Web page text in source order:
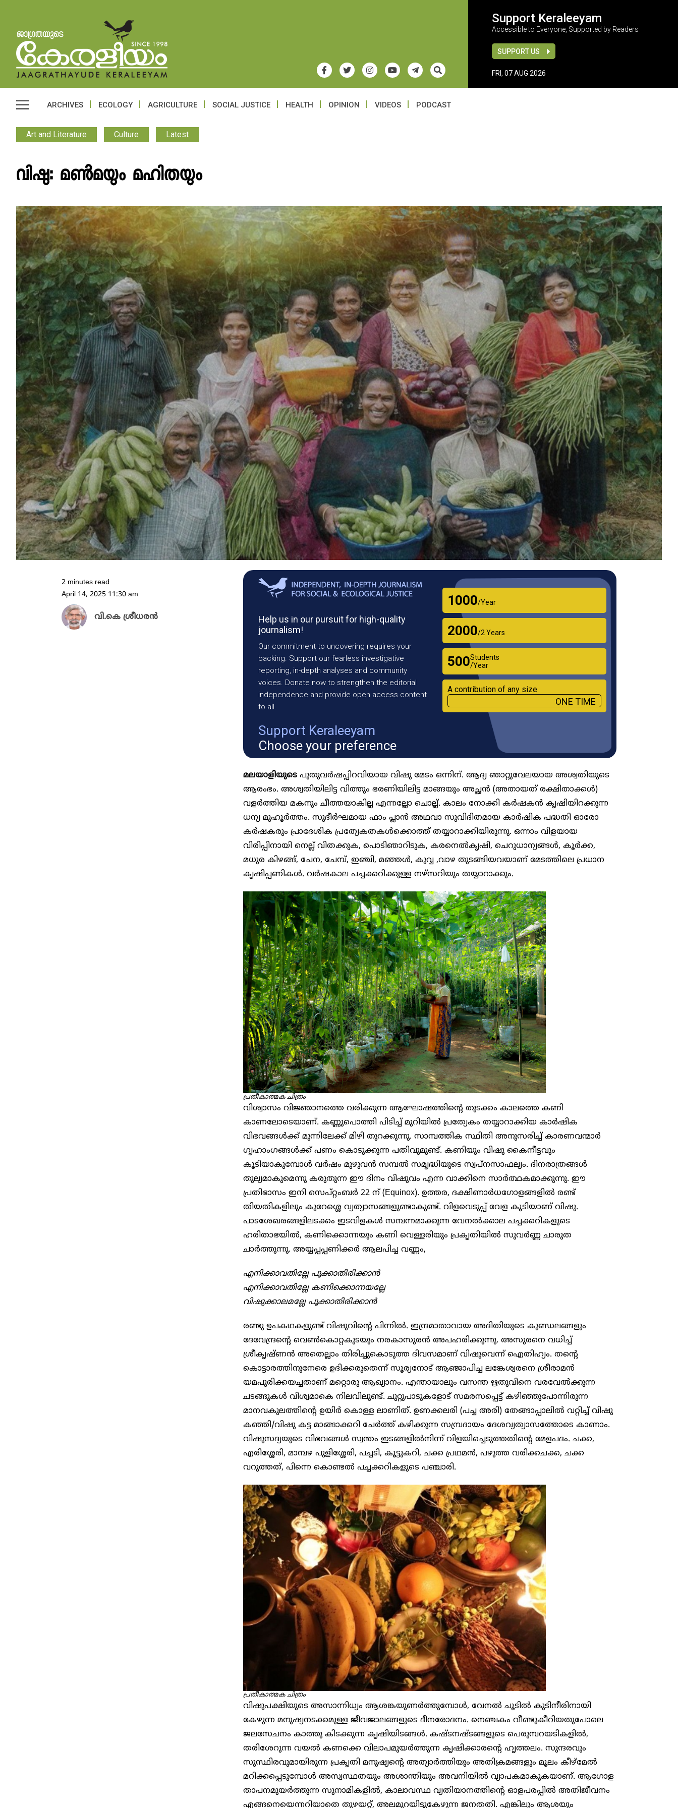
Support Keraleeyam
Accessible to Everyone, Supported by Readers
SUPPORT US
FRI, 07 AUG 2026
ARCHIVES ECOLOGY AGRICULTURE SOCIAL JUSTICE HEALTH OPINION VIDEOS PODCAST
Art and Literature Culture Latest
വിഷു: മൺമയും മഹിതയും
Help us in our pursuit for high-quality
journalism!
Our commitment to uncovering requires your
backing. Support our fearless investigative
reporting, in-depth analyses and community
voices. Donate now to strengthen the editorial
independence and provide open access content
to all.
Support Keraleeyam
Choose your preference
₹1000/Year
₹2000/2 Years
₹500Students
/Year
A contribution of any size
ONE TIME
മലയാളിയുടെ പുതുവർഷപ്പിറവിയായ വിഷു മേടം ഒന്നിന്. ആദ്യ ഞാറ്റുവേലയായ അശ്വതിയുടെ
ആരംഭം. അശ്വതിയിലിട്ട വിത്തും ഭരണിയിലിട്ട മാങ്ങയും അച്ഛൻ (അതായത് രക്ഷിതാക്കൾ)
വളർത്തിയ മകനും ചീത്തയാകില്ല എന്നല്ലോ ചൊല്ല്. കാലം നോക്കി കർഷകൻ കൃഷിയിറക്കുന്ന
ധന്യ മുഹൂർത്തം. സുദീർഘമായ ഫാം പ്ലാൻ അഥവാ സുവിദിതമായ കാർഷിക പദ്ധതി ഓരോ
കർഷകരും പ്രാദേശിക പ്രത്യേകതകൾക്കൊത്ത് തയ്യാറാക്കിയിരുന്നു. ഒന്നാം വിളയായ
വിരിപ്പിനായി നെല്ല് വിതക്കുക, പൊടിഞാറിടുക, കരനെൽകൃഷി, ചെറുധാന്യങ്ങൾ, കൂർക്ക,
മധുര കിഴങ്ങ്, ചേന, ചേമ്പ്, ഇഞ്ചി, മഞ്ഞൾ, കുവ്വ ,വാഴ തുടങ്ങിയവയാണ് മേടത്തിലെ പ്രധാന
കൃഷിപ്പണികൾ. വർഷകാല പച്ചക്കറിക്കുള്ള നഴ്സറിയും തയ്യാറാക്കും.
പ്രതീകാത്മക ചിത്രം
വിശ്വാസം വിജ്ഞാനത്തെ വരിക്കുന്ന ആഘോഷത്തിൻ്റെ തുടക്കം കാലത്തെ കണി
കാണലോടെയാണ്. കണ്ണുപൊത്തി പിടിച്ച് മുറിയിൽ പ്രത്യേകം തയ്യാറാക്കിയ കാർഷിക
വിഭവങ്ങൾക്ക് മുന്നിലേക്ക് മിഴി തുറക്കുന്നു. സാമ്പത്തിക സ്ഥിതി അനുസരിച്ച് കാരണവന്മാർ
ഗൃഹാംഗങ്ങൾക്ക് പണം കൊടുക്കുന്ന പതിവുമുണ്ട്. കണിയും വിഷു കൈനീട്ടവും
കൂടിയാകുമ്പോൾ വർഷം മുഴുവൻ സമ്പൽ സമൃദ്ധിയുടെ സ്വപ്നസാഫല്യം. ദിനരാത്രങ്ങൾ
തുല്യമാകുമെന്നു കരുതുന്ന ഈ ദിനം വിഷുവം എന്ന വാക്കിനെ സാർത്ഥകമാക്കുന്നു. ഈ
പ്രതിഭാസം ഇനി സെപ്റ്റംബർ 22 ന് (Equinox). ഉത്തര, ദക്ഷിണാർധഗോളങ്ങളിൽ രണ്ട്
തിയതികളിലും കുറേശ്ശെ വ്യത്യാസങ്ങളുണ്ടാകുണ്ട്. വിളവെടുപ്പ് വേള കൂടിയാണ് വിഷു.
പാടശേഖരങ്ങളിലടക്കം ഇടവിളകൾ സമ്പന്നമാക്കുന്ന വേനൽക്കാല പച്ചക്കറികളുടെ
ഹരിതാഭയിൽ, കണിക്കൊന്നയും കണി വെള്ളരിയും പ്രകൃതിയിൽ സുവർണ്ണ ചാരുത
ചാർത്തുന്നു. അയ്യപ്പപ്പണിക്കർ ആലപിച്ച വണ്ണം,
എനിക്കാവതില്ലേ പൂക്കാതിരിക്കാൻ
എനിക്കാവതില്ലേ കണിക്കൊന്നയല്ലേ
വിഷുക്കാലമല്ലേ പൂക്കാതിരിക്കാൻ
രണ്ടു ഉപകഥകളുണ്ട് വിഷുവിൻ്റെ പിന്നിൽ. ഇന്ദ്രമാതാവായ അദിതിയുടെ കുണ്ഡലങ്ങളും
ദേവേന്ദ്രന്റെ വെണ്‍കൊറ്റകുടയും നരകാസുരന്‍ അപഹരിക്കുന്നു. അസുരനെ വധിച്ച്
ശ്രീകൃഷ്ണന്‍ അതെല്ലാം തിരിച്ചുകൊടുത്ത ദിവസമാണ് വിഷുവെന്ന് ഐതിഹ്യം. തന്റെ
കൊട്ടാരത്തിനുനേരെ ഉദിക്കരുതെന്ന് സൂര്യനോട് ആഞ്ജാപിച്ച ലങ്കേശ്വരനെ ശ്രീരാമന്‍
യമപുരിക്കയച്ചതാണ് മറ്റൊരു ആഖ്യാനം. എന്തായാലും വസന്ത ഋതുവിനെ വരവേൽക്കുന്ന
ചടങ്ങുകള്‍ വിശ്വമാകെ നിലവിലുണ്ട്. ചുറ്റുപാടുകളോട് സമരസപ്പെട്ട് കഴിഞ്ഞുപോന്നിരുന്ന
മാനവകുലത്തിന്റെ ഉയിര്‍ കൊള്ള ലാണിത്. ഉണക്കലരി (പച്ച അരി) തേങ്ങാപ്പാലില്‍ വറ്റിച്ച് വിഷു
കഞ്ഞി/വിഷു കട്ട മാങ്ങാക്കറി ചേര്‍ത്ത് കഴിക്കുന്ന സമ്പ്രദായം ദേശവ്യത്യാസത്തോടെ കാണാം.
വിഷുസദ്യയുടെ വിഭവങ്ങള്‍ സ്വന്തം ഇടങ്ങളില്‍നിന്ന് വിളയിച്ചെടുത്തതിന്റെ മേളപദം. ചക്ക,
എരിശ്ശേരി, മാമ്പഴ പുളിശ്ശേരി, പച്ചടി, കൂട്ടുകറി, ചക്ക പ്രഥമന്‍, പഴുത്ത വരിക്കചക്ക, ചക്ക
വറുത്തത്, പിന്നെ കൊണ്ടല്‍ പച്ചക്കറികളുടെ പഞ്ചാരി.
പ്രതീകാത്മക ചിത്രം
വിഷുപക്ഷിയുടെ അസാന്നിധ്യം ആശങ്കയുണര്‍ത്തുമ്പോള്‍, വേനല്‍ ചൂടില്‍ കുടിനീരിനായി
കേഴുന്ന മനുഷ്യനടക്കമുള്ള ജീവജാലങ്ങളുടെ ദീനരോദനം. നെഞ്ചകം വീണ്ടുകീറിയതുപോലെ
ജലസേചനം കാത്തു കിടക്കുന്ന കൃഷിയിടങ്ങള്‍. കഷ്ടനഷ്ടങ്ങളുടെ പെരുമ്പറയടികളില്‍,
തരിശേറുന്ന വയല്‍ കണക്കെ വിലാപമുയര്‍ത്തുന്ന കൃഷിക്കാരന്റെ ഹൃത്തലം. സുന്ദരവും
സുസ്ഥിരവുമായിരുന്ന പ്രകൃതി മനുഷ്യന്റെ അത്യാര്‍ത്തിയും അതിക്രമങ്ങളും മൂലം കീഴ്‌മേല്‍
മറിക്കപ്പെടുമ്പോള്‍ അസ്വസ്ഥതയും അശാന്തിയും അവനിയില്‍ വ്യാപകമാകുകയാണ്. ആഗോള
താപനമുയര്‍ത്തുന്ന സുനാമികളില്‍, കാലാവസ്ഥ വ്യതിയാനത്തിന്റെ ഓളപരപ്പില്‍ അതിജീവനം
എങ്ങനെയെന്നറിയാതെ തുഴയറ്റ്, അലമുറയിട്ടുകേഴുന്ന ജനതതി. എങ്കിലും ആശയും
2 minutes read
April 14, 2025 11:30 am
വി.കെ ശ്രീധരൻ